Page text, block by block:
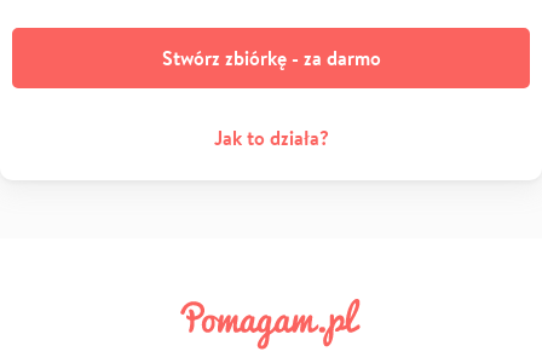
Stwórz zbiórkę - za darmo
Jak to działa?